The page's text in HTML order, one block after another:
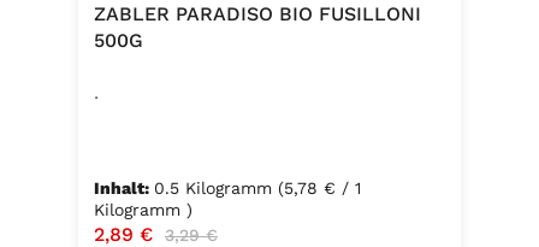
ZABLER PARADISO BIO FUSILLONI
500G
.
Inhalt: 0.5 Kilogramm (5,78 € / 1
Kilogramm )
Verkaufspreis:
2,89 € Regulärer Preis:
3,29 €